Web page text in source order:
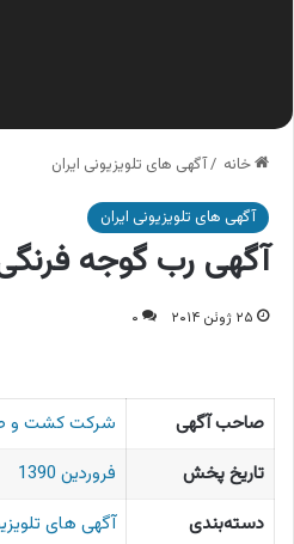
خانه /آگهی های تلویزیونی ایران
آگهی های تلویزیونی ایران
آگهی رب گوجه
۲۵ ژوئن ۲۰۱۴ ۰
صاحب آگهی
شرکت کشت و
تاریخ پخش
فروردین 1390
دسته‌بندی
آگهی های